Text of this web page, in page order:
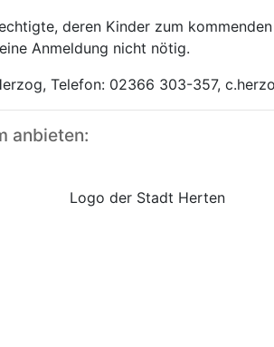
deren Kinder zum
Anmeldung nicht nötig.
Telefon: 02366 303-357,
anbieten:
Logo der Stadt Herten